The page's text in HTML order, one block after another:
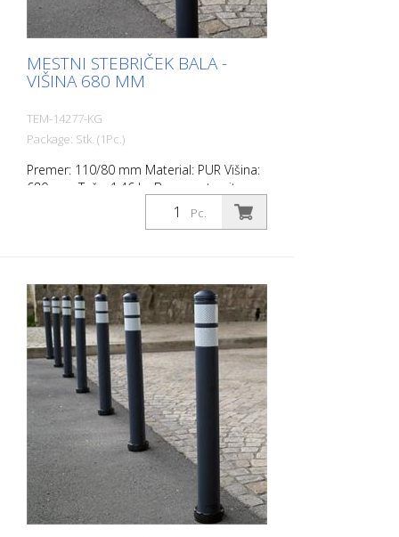
MESTNI STEBRIČEK BALA -
VIŠINA 680 MM
TEM-14277-KG
Package: Stk. (1Pc.)
Premer: 110/80 mm Material: PUR Višina:
680 mm Teža: 1,46 kg Barva: antracitno
siva 2 odsevna trakova RAC 2 (brez
pritrdilnega materiala) City Bollard je
Pc.